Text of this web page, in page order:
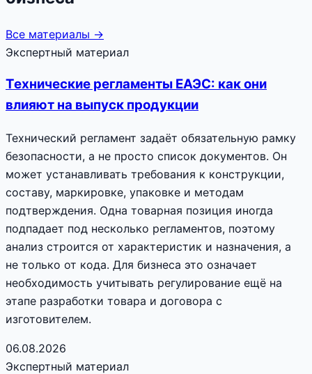
Все материалы →
Экспертный материал
Технические регламенты ЕАЭС: как они
влияют на выпуск продукции
Технический регламент задаёт обязательную рамку
безопасности, а не просто список документов. Он
может устанавливать требования к конструкции,
составу, маркировке, упаковке и методам
подтверждения. Одна товарная позиция иногда
подпадает под несколько регламентов, поэтому
анализ строится от характеристик и назначения, а
не только от кода. Для бизнеса это означает
необходимость учитывать регулирование ещё на
этапе разработки товара и договора с
изготовителем.
06.08.2026
Экспертный материал